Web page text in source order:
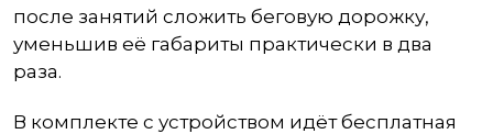
после занятий сложить беговую дорожку,
уменьшив её габариты практически в два
раза.
В комплекте с устройством идёт бесплатная